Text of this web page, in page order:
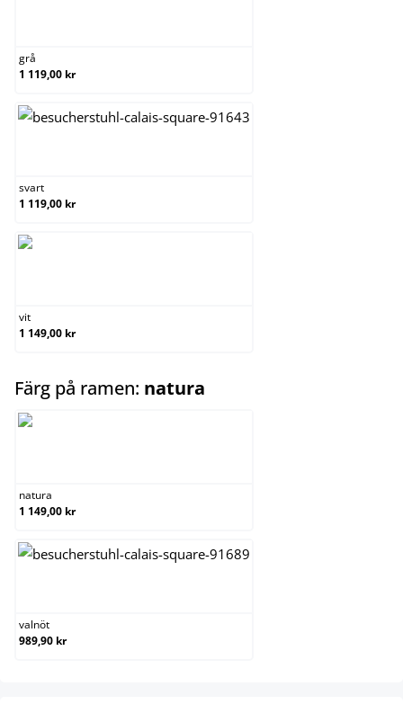
grå
1 119,00 kr
svart
1 119,00 kr
vit
1 149,00 kr
Färg på ramen: natura
natura
1 149,00 kr
valnöt
989,90 kr